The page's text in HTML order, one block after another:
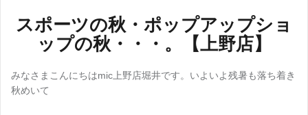
スポーツの秋・ポップアップショ
ップの秋・・・。【上野店】
みなさまこんにちはmic上野店堀井です。いよいよ残暑も落ち着き
秋めいて